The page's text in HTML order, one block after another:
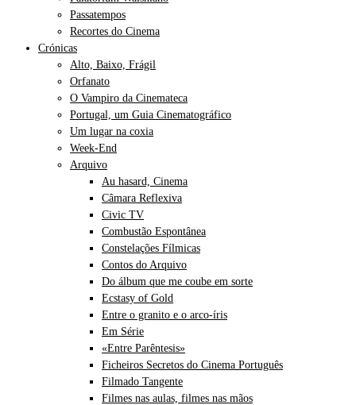
Passatempos
Recortes do Cinema
Crónicas
Alto, Baixo, Frágil
Orfanato
O Vampiro da Cinemateca
Portugal, um Guia Cinematográfico
Um lugar na coxia
Week-End
Arquivo
Au hasard, Cinema
Câmara Reflexiva
Civic TV
Combustão Espontânea
Constelações Fílmicas
Contos do Arquivo
Do álbum que me coube em sorte
Ecstasy of Gold
Entre o granito e o arco-íris
Em Série
«Entre Parêntesis»
Ficheiros Secretos do Cinema Português
Filmado Tangente
Filmes nas aulas, filmes nas mãos